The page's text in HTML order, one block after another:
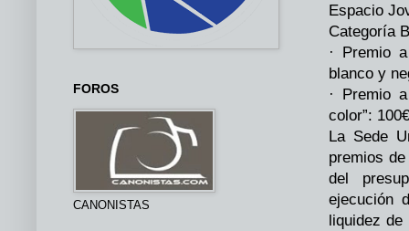
Espacio
Categoría
· Premio
blanco y
· Premio
color”:
La Sede
premios
del
ejecución
liquidez
FOROS
CANONISTAS